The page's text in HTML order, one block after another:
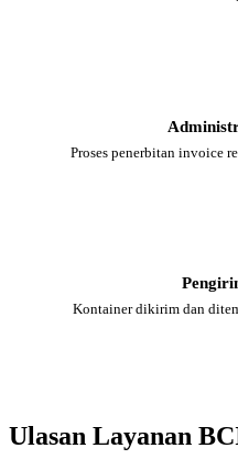
Proses penerbitan invoice
Kontainer dikirim dan
Ulasan Layanan